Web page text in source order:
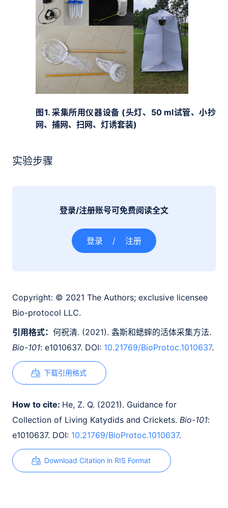
图 1.采集所用仪器设备 (头灯、 50 ml试管、小抄
网、捕网、扫网、灯诱套装)
实验步骤
登录/注册账号可免费阅读全文
登录 / 注册
Copyright: © 2021 The Authors; exclusive licensee
Bio-protocol LLC.
引用格式： 何祝清. (2021). 螽斯和蟋蟀的活体采集方法.
Bio-101: e1010637. DOI: 10.21769/BioProtoc.1010637.
下载引用格式
How to cite: He, Z. Q. (2021). Guidance for
Collection of Living Katydids and Crickets. Bio-101:
e1010637. DOI: 10.21769/BioProtoc.1010637.
Download Citation in RIS Format